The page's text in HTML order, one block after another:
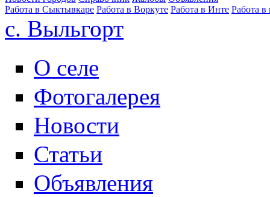
Работа в Сыктывкаре Работа в Воркуте Работа в Инте Работа в
с. Выльгорт
О селе
Фотогалерея
Новости
Статьи
Объявления